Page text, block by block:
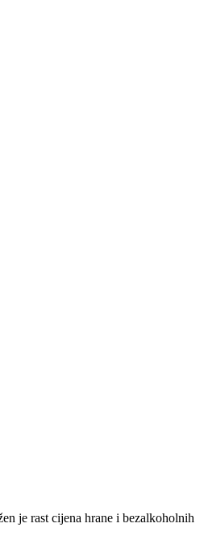
je rast cijena hrane i bezalkoholnih